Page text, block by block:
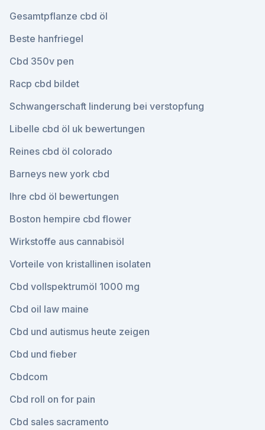
Gesamtpflanze cbd öl
Beste hanfriegel
Cbd 350v pen
Racp cbd bildet
Schwangerschaft linderung bei verstopfung
Libelle cbd öl uk bewertungen
Reines cbd öl colorado
Barneys new york cbd
Ihre cbd öl bewertungen
Boston hempire cbd flower
Wirkstoffe aus cannabisöl
Vorteile von kristallinen isolaten
Cbd vollspektrumöl 1000 mg
Cbd oil law maine
Cbd und autismus heute zeigen
Cbd und fieber
Cbdcom
Cbd roll on for pain
Cbd sales sacramento